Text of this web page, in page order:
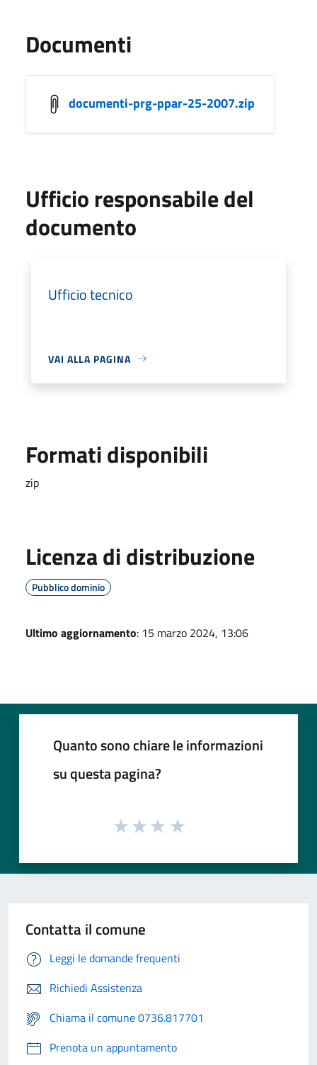
Documenti
documenti-prg-ppar-25-2007.zip
Ufficio responsabile del
documento
Ufficio tecnico
VAI ALLA PAGINA
Formati disponibili
zip
Licenza di distribuzione
Pubblico dominio
Ultimo aggiornamento: 15 marzo 2024, 13:06
Quanto sono chiare le informazioni
su questa pagina?
Contatta il comune
Leggi le domande frequenti
Richiedi Assistenza
Chiama il comune 0736.817701
Prenota un appuntamento